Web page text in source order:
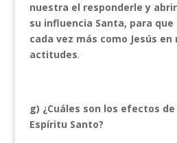
nuestra el responderle y
su influencia Santa, para
cada vez más como Jesús
actitudes.
g) ¿Cuáles son los efectos
Espíritu Santo?